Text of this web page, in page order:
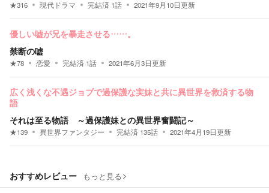
★316 現代ドラマ 完結済 1話 2021年9月10日更新
優しい嘘が兄を暴走させる……。
禁断の嘘
★78 恋愛 完結済 1話 2021年6月3日更新
広く浅くな不遇ジョブで過保護な実妹と共に異世界を救済する物
語
それは至る物語 ～過保護妹との異世界奮闘記～
★139 異世界ファンタジー 完結済 135話 2021年4月19日更新
おすすめレビュー もっと見る